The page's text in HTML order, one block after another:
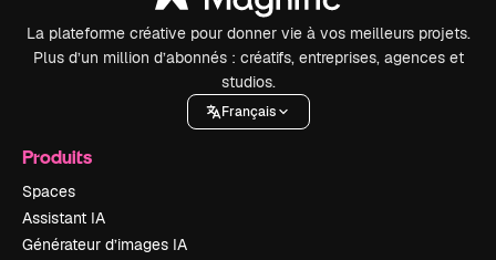
La plateforme créative pour donner vie à vos meilleurs projets.
Plus d’un million d’abonnés : créatifs, entreprises, agences et
studios.
Français
Produits
Spaces
Assistant IA
Générateur d’images IA